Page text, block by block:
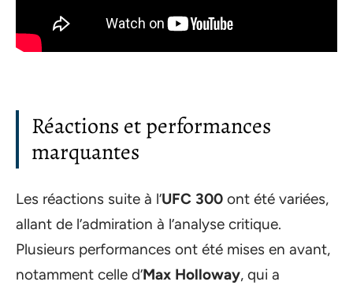
Réactions et performances
marquantes
Les réactions suite à l’UFC 300 ont été variées,
allant de l’admiration à l’analyse critique.
Plusieurs performances ont été mises en avant,
notamment celle d’Max Holloway, qui a